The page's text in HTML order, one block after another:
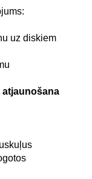
uz diskiem
atjaunošana